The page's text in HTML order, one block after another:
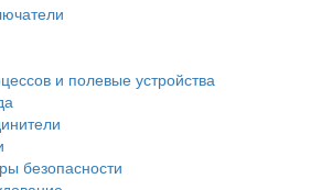
и полевые устройства
безопасности